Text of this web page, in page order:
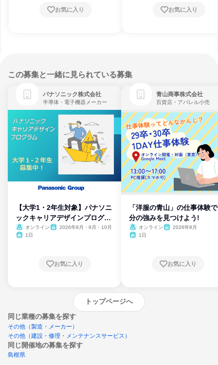
お気に入り お気に入り
この募集と一緒に見られている募集
パナソニック株式会社
半導体・電子機器メーカー
【大学1・2年生対象】パナソニ
ックキャリアデザインプログラ
ム
オンライン
2026年8月・9月・10月
1日
お気に入り
青山商事株式会社
百貨店・アパレル小売
「洋服の青山」の仕事体験
分の強みを見つけよう!
オンライン
2026年8月
1日
お気に入り
トップページへ
同じ業種の募集を探す
その他（製造・メーカー）
その他（建設・修理・メンテナンスサービス）
同じ開催地の募集を探す
島根県